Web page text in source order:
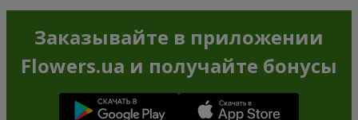
Заказывайте в приложении
Flowers.ua и получайте бонусы